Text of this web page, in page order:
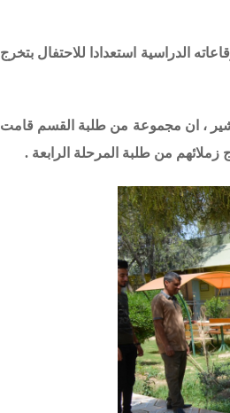
الدراسية استعدادا للاحتفال بتخرج
بشير ، ان مجموعة من طلبة القسم قامت
زملائهم من طلبة المرحلة الرابعة .